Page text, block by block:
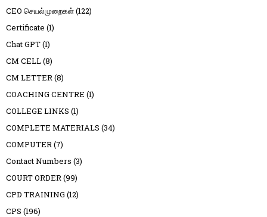
CEO செயல்முறைகள்(122)
Certificate (1)
Chat GPT(1)
CM CELL(8)
CM LETTER(8)
COACHING CENTRE (1)
COLLEGE LINKS (1)
COMPLETE MATERIALS (34)
COMPUTER(7)
Contact Numbers (3)
COURT ORDER(99)
CPD TRAINING (12)
CPS (196)